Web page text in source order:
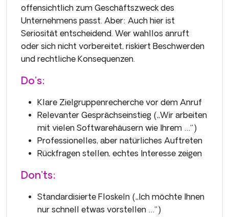
offensichtlich zum Geschäftszweck des
Unternehmens passt. Aber: Auch hier ist
Seriosität entscheidend. Wer wahllos anruft
oder sich nicht vorbereitet, riskiert Beschwerden
und rechtliche Konsequenzen.
Do’s:
Klare Zielgruppenrecherche vor dem Anruf
Relevanter Gesprächseinstieg („Wir arbeiten
mit vielen Softwarehäusern wie Ihrem …“)
Professionelles, aber natürliches Auftreten
Rückfragen stellen, echtes Interesse zeigen
Don’ts:
Standardisierte Floskeln („Ich möchte Ihnen
nur schnell etwas vorstellen …“)